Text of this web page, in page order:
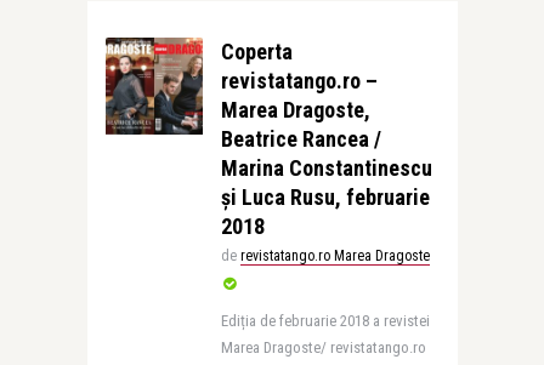
Coperta
revistatango.ro –
Marea Dragoste,
Beatrice Rancea /
Marina Constantinescu
și Luca Rusu, februarie
2018
de revistatango.ro Marea Dragoste
Ediția de februarie 2018 a revistei
Marea Dragoste/ revistatango.ro